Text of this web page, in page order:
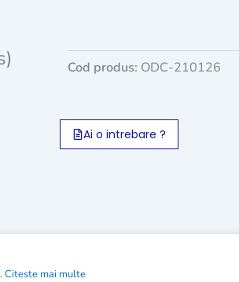
Cod produs: ODC-210126
Ai o intrebare ?
Citeste mai multe